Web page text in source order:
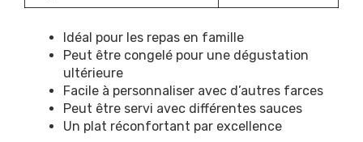
Idéal pour les repas en famille
Peut être congelé pour une dégustation
ultérieure
Facile à personnaliser avec d’autres farces
Peut être servi avec différentes sauces
Un plat réconfortant par excellence